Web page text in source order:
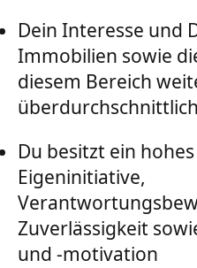
Dein Interesse und
Immobilien sowie
diesem Bereich
Du besitzt ein
Eigeninitiative,
Zuverlässigkeit
und -motivation